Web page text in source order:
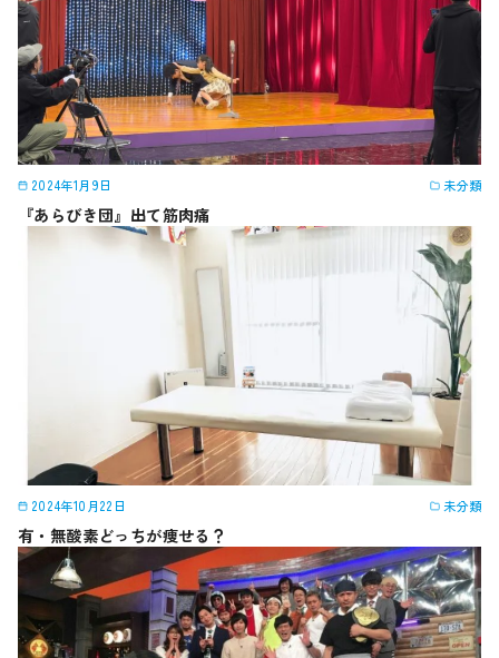
2024年1月9日 未分類
『あらびき団』出て筋肉痛
2024年10月22日 未分類
有・無酸素どっちが痩せる？